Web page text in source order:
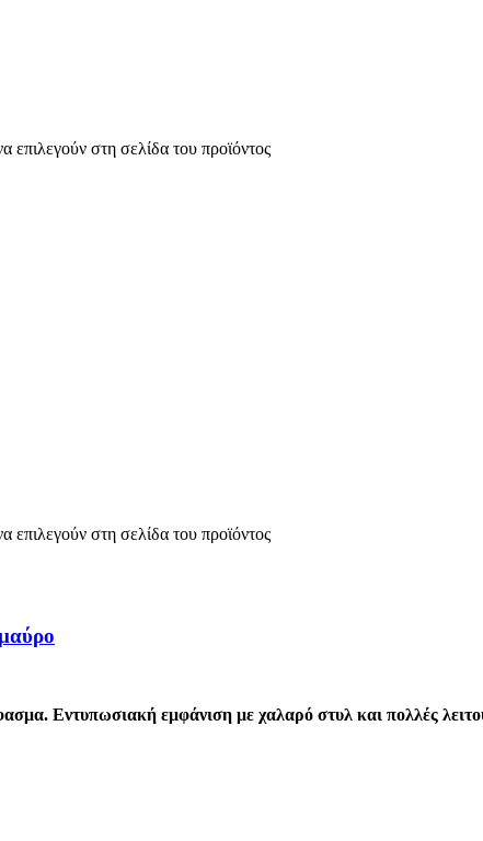
επιλεγούν στη σελίδα του προϊόντος
επιλεγούν στη σελίδα του προϊόντος
Εντυπωσιακή εμφάνιση με χαλαρό στυλ και πολλές